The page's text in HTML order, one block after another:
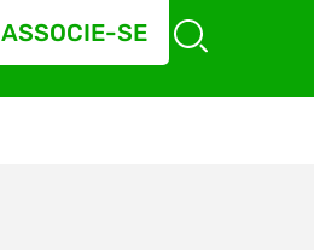
ASSOCIE-SE